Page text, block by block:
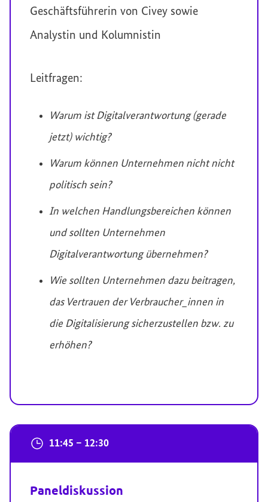
Geschäftsführerin von Civey sowie
Analystin und Kolumnistin
Leitfragen:
Warum ist Digitalverantwortung (gerade
jetzt) wichtig?
Warum können Unternehmen nicht nicht
politisch sein?
In welchen Handlungsbereichen können
und sollten Unternehmen
Digitalverantwortung übernehmen?
Wie sollten Unternehmen dazu beitragen,
das Vertrauen der Verbraucher_innen in
die Digitalisierung sicherzustellen bzw. zu
erhöhen?
11:45 – 12:30
Paneldiskussion